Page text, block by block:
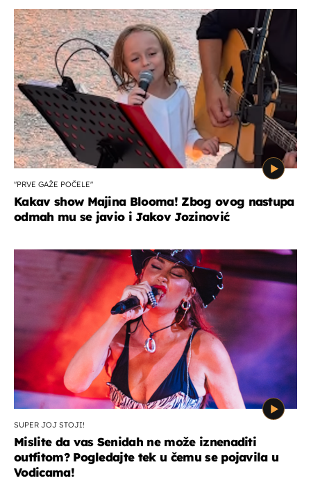
"PRVE GAŽE POČELE"
Kakav show Majina Blooma! Zbog ovog nastupa
odmah mu se javio i Jakov Jozinović
SUPER JOJ STOJI!
Mislite da vas Senidah ne može iznenaditi
outfitom? Pogledajte tek u čemu se pojavila u
Vodicama!